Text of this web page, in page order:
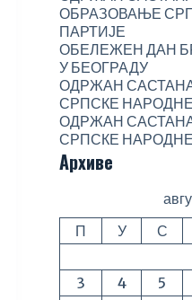
ОБРАЗОВАЊЕ
ПАРТИЈЕ
ОБЕЛЕЖЕН ДАН
У БЕОГРАДУ
ОДРЖАН
СРПСКЕ
ОДРЖАН
СРПСКЕ
Архиве
П
У С
3
4 5